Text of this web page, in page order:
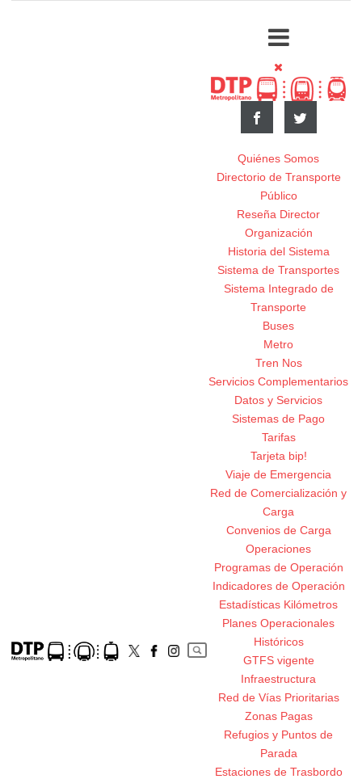
Quiénes Somos
Directorio de Transporte
Público
Reseña Director
Organización
Historia del Sistema
Sistema de Transportes
Sistema Integrado de
Transporte
Buses
Metro
Tren Nos
Servicios Complementarios
Datos y Servicios
Sistemas de Pago
Tarifas
Tarjeta bip!
Viaje de Emergencia
Red de Comercialización y
Carga
Convenios de Carga
Operaciones
Programas de Operación
Indicadores de Operación
Estadísticas Kilómetros
Planes Operacionales
Históricos
GTFS vigente
Infraestructura
Red de Vías Prioritarias
Zonas Pagas
Refugios y Puntos de
Parada
Estaciones de Trasbordo